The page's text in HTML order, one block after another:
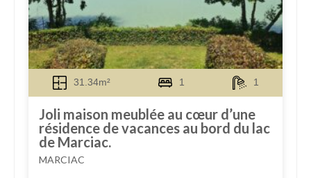
31.34m² 1 1
Joli maison meublée au cœur d’une
résidence de vacances au bord du lac
de Marciac.
MARCIAC